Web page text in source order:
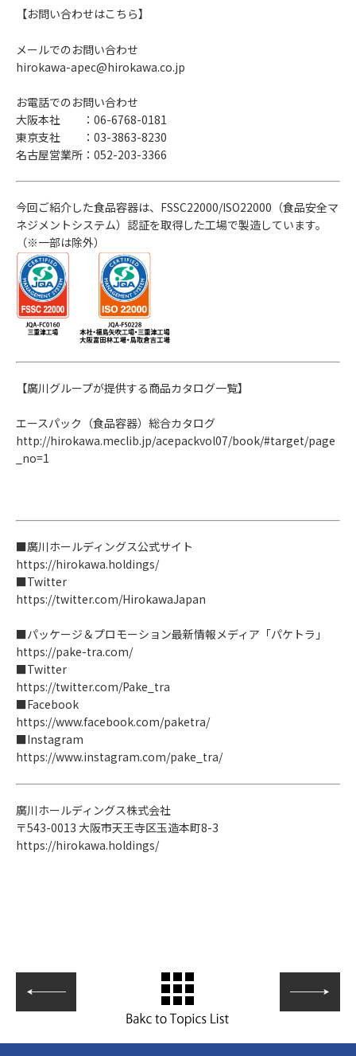
【お問い合わせはこちら】
メールでのお問い合わせ
hirokawa-apec@hirokawa.co.jp
お電話でのお問い合わせ
大阪本社 ：06-6768-0181
東京支社 ：03-3863-8230
名古屋営業所：052-203-3366
今回ご紹介した食品容器は、FSSC22000/ISO22000（食品安全マ
ネジメントシステム）認証を取得した工場で製造しています。
（※一部は除外）
【廣川グループが提供する商品カタログ一覧】
エースパック（食品容器）総合カタログ
http://hirokawa.meclib.jp/acepackvol07/book/#target/page
_no=1
■廣川ホールディングス公式サイト
https://hirokawa.holdings/
■Twitter
https://twitter.com/HirokawaJapan
■パッケージ＆プロモーション最新情報メディア「パケトラ」
https://pake-tra.com/
■Twitter
https://twitter.com/Pake_tra
■Facebook
https://www.facebook.com/paketra/
■Instagram
https://www.instagram.com/pake_tra/
廣川ホールディングス株式会社
〒543-0013 大阪市天王寺区玉造本町8-3
https://hirokawa.holdings/